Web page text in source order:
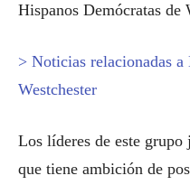
Hispanos Demócratas de
> Noticias relacionadas a
Westchester
Los líderes de este grupo
que tiene ambición de